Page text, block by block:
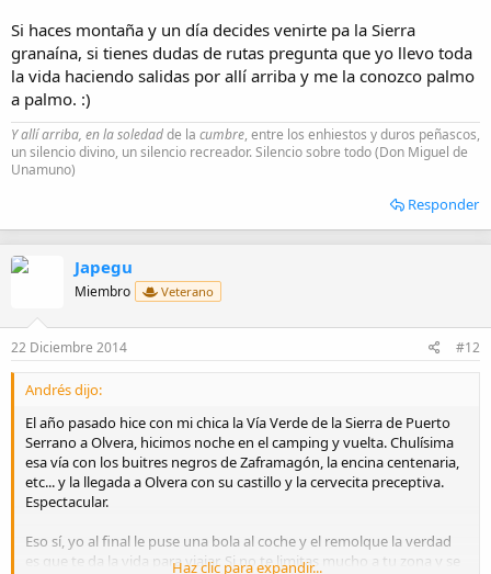
Si haces montaña y un día decides venirte pa la Sierra
granaína, si tienes dudas de rutas pregunta que yo llevo toda
la vida haciendo salidas por allí arriba y me la conozco palmo
a palmo. :)
Y allí arriba, en la soledadde la cumbre, entre los enhiestos y duros peñascos,
un silencio divino, un silencio recreador. Silencio sobre todo (Don Miguel de
Unamuno)
Responder
Japegu
Miembro Veterano
22 Diciembre 2014 #12
Andrés dijo:
El año pasado hice con mi chica la Vía Verde de la Sierra de Puerto
Serrano a Olvera, hicimos noche en el camping y vuelta. Chulísima
esa vía con los buitres negros de Zaframagón, la encina centenaria,
etc... y la llegada a Olvera con su castillo y la cervecita preceptiva.
Espectacular.
Eso sí, yo al final le puse una bola al coche y el remolque la verdad
es que te da la vida para viajar. Si no te limitas mucho a tu zona y se
Haz clic para expandir...